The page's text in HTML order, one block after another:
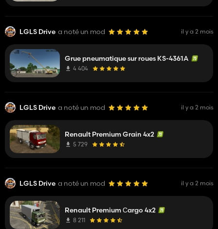
LGLS Drive a noté un mod il y a 2 mois
Grue pneumatique sur roues KS-4361A
4 404
LGLS Drive a noté un mod il y a 2 mois
Renault Premium Grain 4x2
5 729
LGLS Drive a noté un mod il y a 2 mois
Renault Premium Сargo 4x2
8 211